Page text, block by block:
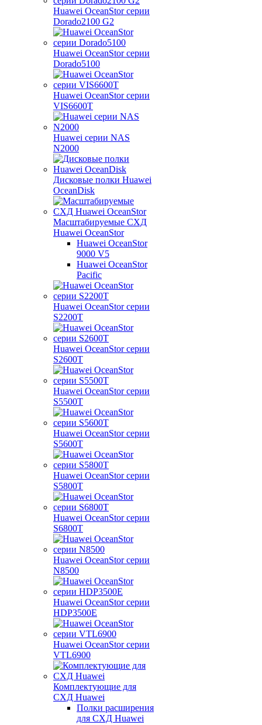
Huawei OceanStor серии
Dorado2100 G2
Huawei OceanStor серии
Dorado5100
Huawei OceanStor серии
VIS6600T
Huawei серии NAS
N2000
Дисковые полки Huawei
OceanDisk
Масштабируемые СХД
Huawei OceanStor
Huawei OceanStor
9000 V5
Huawei OceanStor
Pacific
Huawei OceanStor серии
S2200T
Huawei OceanStor серии
S2600T
Huawei OceanStor серии
S5500T
Huawei OceanStor серии
S5600T
Huawei OceanStor серии
S5800T
Huawei OceanStor серии
S6800T
Huawei OceanStor серии
N8500
Huawei OceanStor серии
HDP3500E
Huawei OceanStor серии
VTL6900
Комплектующие для
СХД Huawei
Полки расширения
для СХД Huawei